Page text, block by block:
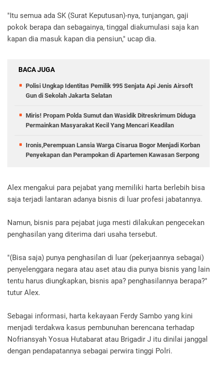
"Itu semua ada SK (Surat Keputusan)-nya, tunjangan, gaji
pokok berapa dan sebagainya, tinggal diakumulasi saja kan
kapan dia masuk kapan dia pensiun," ucap dia.
BACA JUGA
Polisi Ungkap Identitas Pemilik 995 Senjata Api Jenis Airsoft
Gun di Sekolah Jakarta Selatan
Miris! Propam Polda Sumut dan Wasidik Ditreskrimum Diduga
Permainkan Masyarakat Kecil Yang Mencari Keadilan
Ironis,Perempuan Lansia Warga Cisarua Bogor Menjadi Korban
Penyekapan dan Perampokan di Apartemen Kawasan Serpong
Alex mengakui para pejabat yang memiliki harta berlebih bisa
saja terjadi lantaran adanya bisnis di luar profesi jabatannya.
Namun, bisnis para pejabat juga mesti dilakukan pengecekan
penghasilan yang diterima dari usaha tersebut.
"(Bisa saja) punya penghasilan di luar (pekerjaannya sebagai)
penyelenggara negara atau aset atau dia punya bisnis yang lain
tentu harus diungkapkan, bisnis apa? penghasilannya berapa?"
tutur Alex.
Sebagai informasi, harta kekayaan Ferdy Sambo yang kini
menjadi terdakwa kasus pembunuhan berencana terhadap
Nofriansyah Yosua Hutabarat atau Brigadir J itu dinilai janggal
dengan pendapatannya sebagai perwira tinggi Polri.